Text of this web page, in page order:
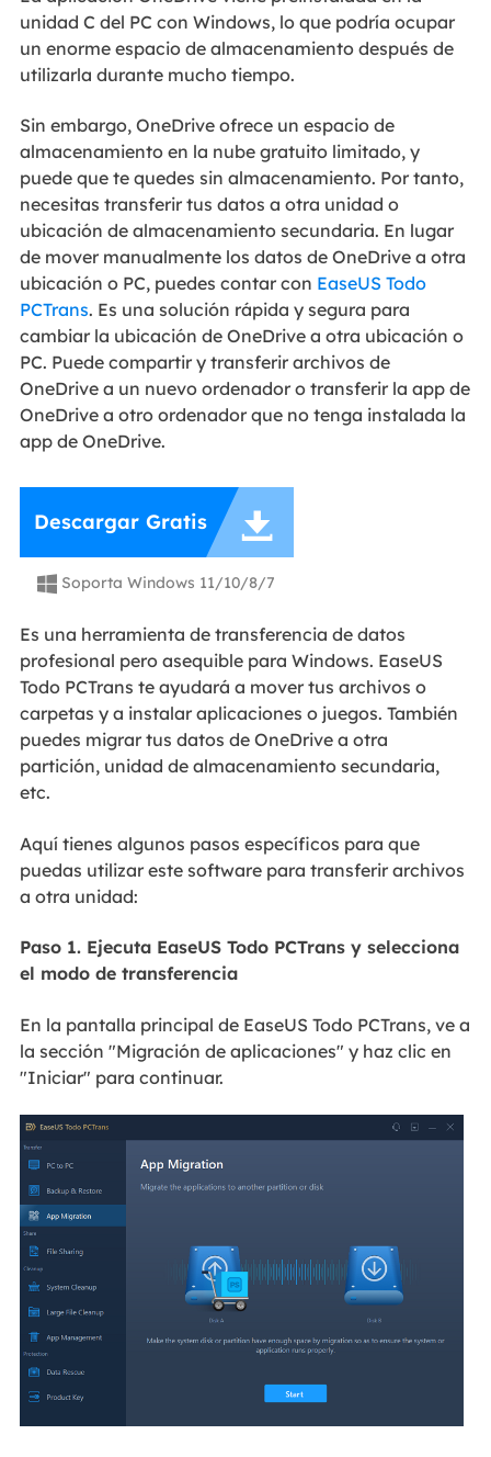
unidad C del PC con Windows, lo que podría ocupar
un enorme espacio de almacenamiento después de
utilizarla durante mucho tiempo.
Sin embargo, OneDrive ofrece un espacio de
almacenamiento en la nube gratuito limitado, y
puede que te quedes sin almacenamiento. Por tanto,
necesitas transferir tus datos a otra unidad o
ubicación de almacenamiento secundaria. En lugar
de mover manualmente los datos de OneDrive a otra
ubicación o PC, puedes contar con EaseUS Todo
PCTrans. Es una solución rápida y segura para
cambiar la ubicación de OneDrive a otra ubicación o
PC. Puede compartir y transferir archivos de
OneDrive a un nuevo ordenador o transferir la app de
OneDrive a otro ordenador que no tenga instalada la
app de OneDrive.
Descargar Gratis 
 Soporta Windows 11/10/8/7
Es una herramienta de transferencia de datos
profesional pero asequible para Windows. EaseUS
Todo PCTrans te ayudará a mover tus archivos o
carpetas y a instalar aplicaciones o juegos. También
puedes migrar tus datos de OneDrive a otra
partición, unidad de almacenamiento secundaria,
etc.
Aquí tienes algunos pasos específicos para que
puedas utilizar este software para transferir archivos
a otra unidad:
Paso 1. Ejecuta EaseUS Todo PCTrans y selecciona
el modo de transferencia
En la pantalla principal de EaseUS Todo PCTrans, ve a
la sección "Migración de aplicaciones" y haz clic en
"Iniciar" para continuar.